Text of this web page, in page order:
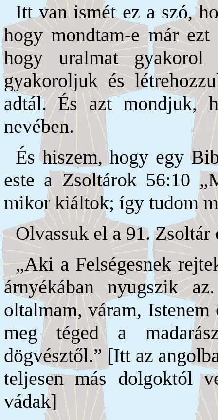
Itt van ismét ez a szó,
hogy mondtam-e már
hogy uralmat
gyakoroljuk és
adtál. És azt mondjuk,
nevében.
És hiszem, hogy egy
este a Zsoltárok 56:10
mikor kiáltok; így tudom
Olvassuk el a 91. Zsoltár
„Aki a Felségesnek
árnyékában nyugszik
oltalmam, váram,
meg téged a
dögvésztől.” [Itt az
teljesen más dolgoktól
vádak]